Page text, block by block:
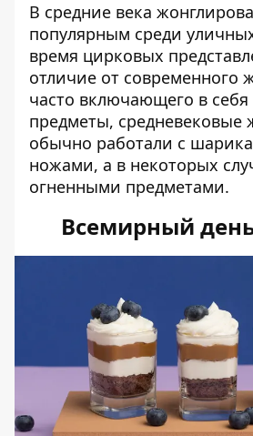
В средние века
популярным среди
время цирковых
отличие от современного
часто включающего в
предметы, средневековые
обычно работали с
ножами, а в некоторых
огненными предметами.
Всемирный